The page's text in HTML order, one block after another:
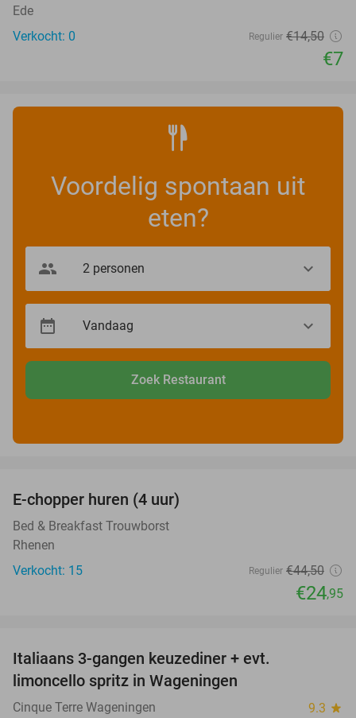
Ede
Verkocht: 0
Regulier €14,50
€7
Voordelig spontaan uit
eten?
Zoek Restaurant
E-chopper huren (4 uur)
Bed & Breakfast Trouwborst
Rhenen
Verkocht: 15
Regulier €44,50
€24,95
Italiaans 3-gangen keuzediner + evt.
limoncello spritz in Wageningen
Cinque Terre Wageningen 9.3 star